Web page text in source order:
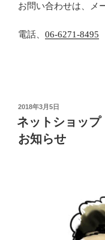
お問い合わせは、メ
電話、 06-6271-8495
投
稿
日:
2018年3月5日
ネットショッ
お知らせ